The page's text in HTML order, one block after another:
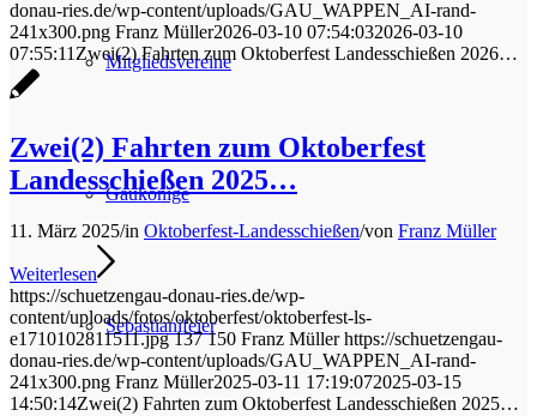
Mitgliedsvereine
Gaukönige
Sebastianifeier
donau-ries.de/wp-content/uploads/GAU_WAPPEN_AI-rand-
241x300.png Franz Müller2026-03-10 07:54:032026-03-10
07:55:11 Zwei(2) Fahrten zum Oktoberfest Landesschießen 2026…
Zwei(2) Fahrten zum Oktoberfest
Landesschießen 2025…
11. März 2025/in Oktoberfest-Landesschießen/von Franz Müller
Weiterlesen
https://schuetzengau-donau-ries.de/wp-
content/uploads/fotos/oktoberfest/oktoberfest-ls-
e1710102811511.jpg 137 150 Franz Müller https://schuetzengau-
donau-ries.de/wp-content/uploads/GAU_WAPPEN_AI-rand-
241x300.png Franz Müller2025-03-11 17:19:072025-03-15
14:50:14Zwei(2) Fahrten zum Oktoberfest Landesschießen 2025…